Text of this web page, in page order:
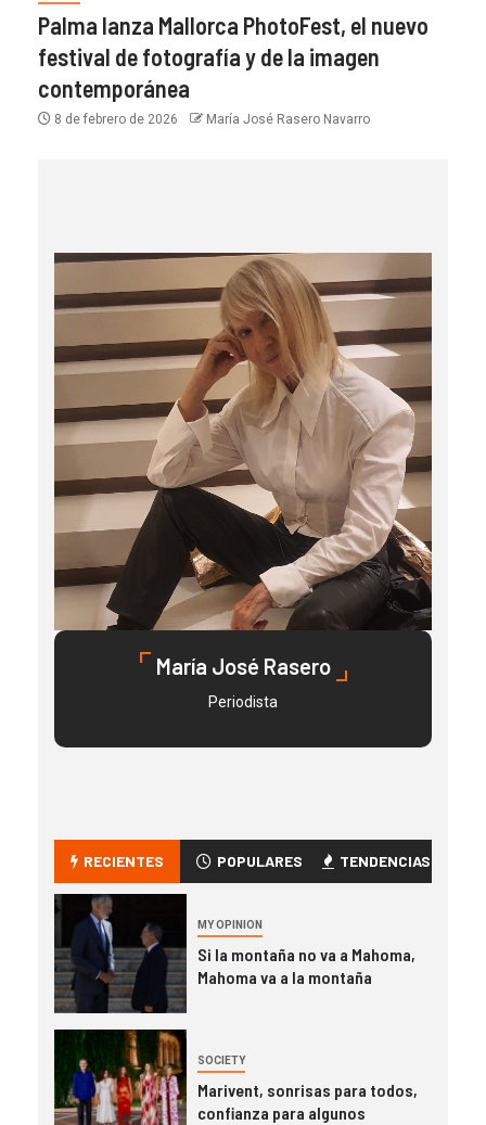
Palma lanza Mallorca PhotoFest, el nuevo
festival de fotografía y de la imagen
contemporánea
8 de febrero de 2026 María José Rasero Navarro
María José Rasero
Periodista
RECIENTES POPULARES TENDENCIAS
MY OPINION
Si la montaña no va a Mahoma,
Mahoma va a la montaña
SOCIETY
Marivent, sonrisas para todos,
confianza para algunos